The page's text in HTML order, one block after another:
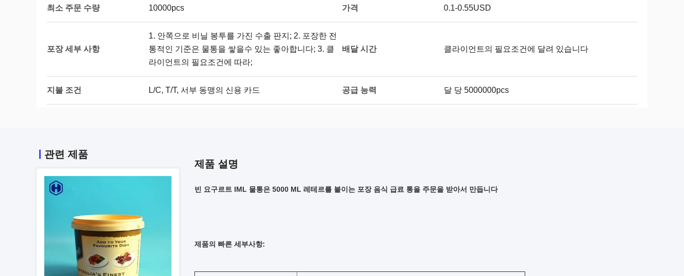
최소 주문 수량 10000pcs 가격 0.1-0.55USD
포장 세부 사항
1. 안쪽으로 비닐 봉투를 가진 수출 판지; 2. 포장한 전
통적인 기준은 물통을 쌓을수 있는 좋아합니다; 3. 클
라이언트의 필요조건에 따라;
배달 시간 클라이언트의 필요조건에 달려 있습니다
지불 조건 L/C, T/T, 서부 동맹의 신용 카드 공급 능력 달 당 5000000pcs
관련 제품
제품 설명
빈 요구르트 IML 물통은 5000 ML 레테르를 붙이는 포장 음식 급료 통을 주문을 받아서 만듭니다
제품의 빠른 세부사항: